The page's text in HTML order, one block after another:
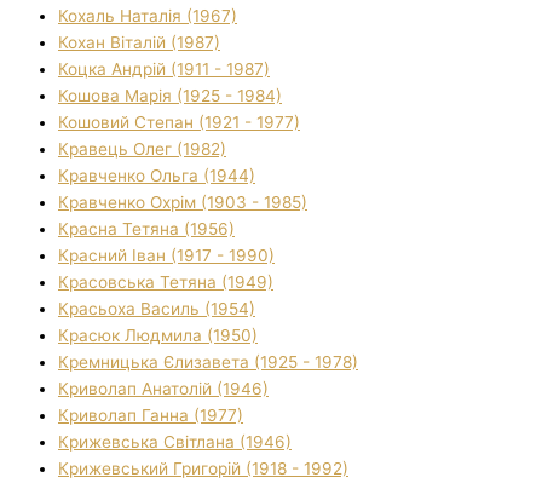
Кохаль Наталія (1967)
Кохан Віталій (1987)
Коцка Андрій (1911 - 1987)
Кошова Марія (1925 - 1984)
Кошовий Степан (1921 - 1977)
Кравець Олег (1982)
Кравченко Ольга (1944)
Кравченко Охрім (1903 - 1985)
Красна Тетяна (1956)
Красний Іван (1917 - 1990)
Красовська Тетяна (1949)
Красьоха Василь (1954)
Красюк Людмила (1950)
Кремницька Єлизавета (1925 - 1978)
Криволап Анатолій (1946)
Криволап Ганна (1977)
Крижевська Світлана (1946)
Крижевський Григорій (1918 - 1992)